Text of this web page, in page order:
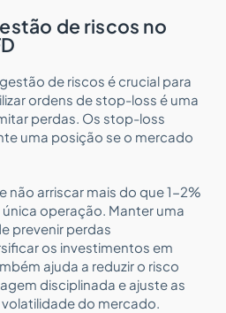
de riscos no
de riscos é crucial para
ordens de stop-loss é uma
perdas. Os stop-loss
uma posição se o mercado
não arriscar mais do que 1-2%
operação. Manter uma
prevenir perdas
os investimentos em
ajuda a reduzir o risco
disciplinada e ajuste as
do mercado.